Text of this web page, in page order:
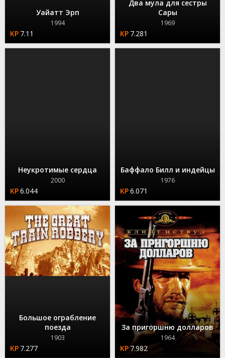
Уайатт Эрп
1994
7.11
Два мула для сестры
Сары
1969
7.281
Неукротимые сердца
2000
6.044
Баффало Билл и индейцы
1976
6.071
Большое ограбление
поезда
1903
7.277
За пригоршню долларов
1964
7.982